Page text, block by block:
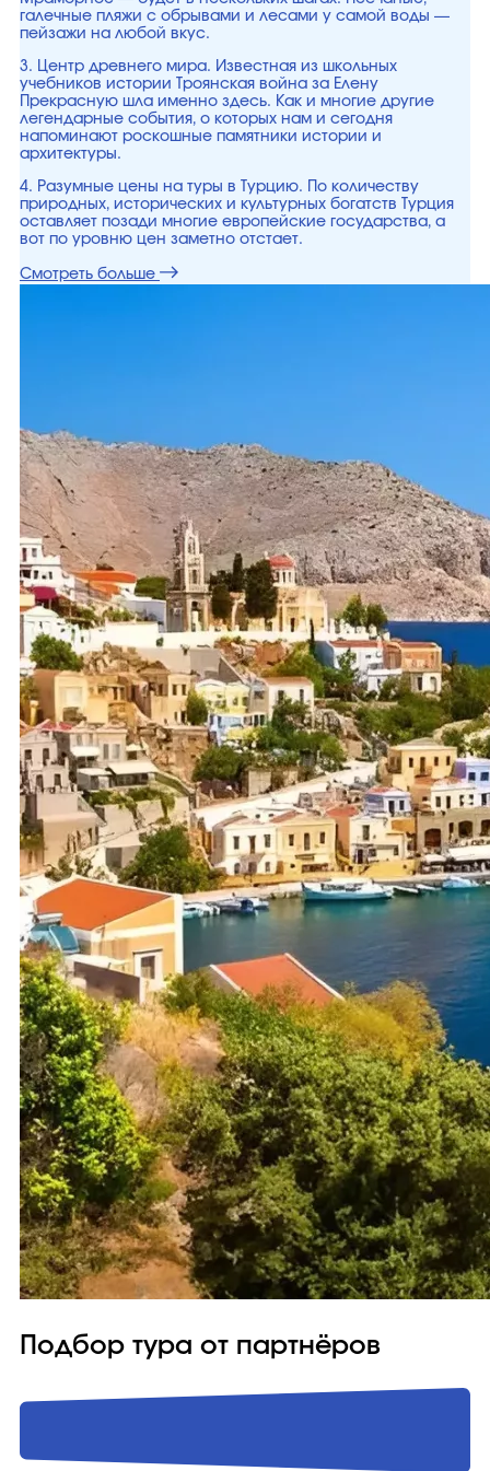
галечные пляжи с обрывами и лесами у самой воды —
пейзажи на любой вкус.
3. Центр древнего мира. Известная из школьных
учебников истории Троянская война за Елену
Прекрасную шла именно здесь. Как и многие другие
легендарные события, о которых нам и сегодня
напоминают роскошные памятники истории и
архитектуры.
4. Разумные цены на туры в Турцию. По количеству
природных, исторических и культурных богатств Турция
оставляет позади многие европейские государства, а
вот по уровню цен заметно отстает.
Смотреть больше
Подбор тура от партнёров